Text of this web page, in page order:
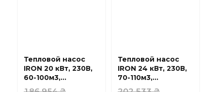
Тепловой насос
IRON 20 кВт, 230В,
60-100м3,
инвертер, с
Тепловой насос
IRON 24 кВт, 230В,
70-110м3,
инвертер, с